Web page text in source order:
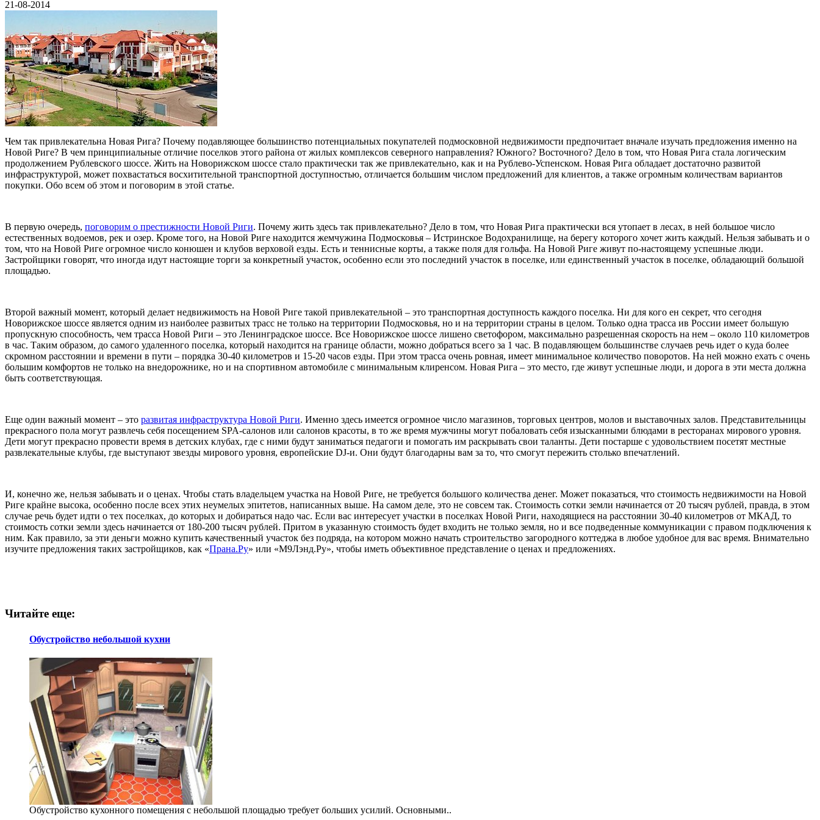
21-08-2014
Чем так привлекательна Новая Рига? Почему подавляющее большинство потенциальных покупателей подмосковной недвижимости предпочитает вначале изучать предложения именно на
Новой Риге? В чем принципиальные отличие поселков этого района от жилых комплексов северного направления? Южного? Восточного? Дело в том, что Новая Рига стала логическим
продолжением Рублевского шоссе. Жить на Новорижском шоссе стало практически так же привлекательно, как и на Рублево-Успенском. Новая Рига обладает достаточно развитой
инфраструктурой, может похвастаться восхитительной транспортной доступностью, отличается большим числом предложений для клиентов, а также огромным количествам вариантов
покупки. Обо всем об этом и поговорим в этой статье.
В первую очередь, поговорим о престижности Новой Риги. Почему жить здесь так привлекательно? Дело в том, что Новая Рига практически вся утопает в лесах, в ней большое число
естественных водоемов, рек и озер. Кроме того, на Новой Риге находится жемчужина Подмосковья – Истринское Водохранилище, на берегу которого хочет жить каждый. Нельзя забывать и о
том, что на Новой Риге огромное число конюшен и клубов верховой езды. Есть и теннисные корты, а также поля для гольфа. На Новой Риге живут по-настоящему успешные люди.
Застройщики говорят, что иногда идут настоящие торги за конкретный участок, особенно если это последний участок в поселке, или единственный участок в поселке, обладающий большой
площадью.
Второй важный момент, который делает недвижимость на Новой Риге такой привлекательной – это транспортная доступность каждого поселка. Ни для кого ен секрет, что сегодня
Новорижское шоссе является одним из наиболее развитых трасс не только на территории Подмосковья, но и на территории страны в целом. Только одна трасса ив России имеет большую
пропускную способность, чем трасса Новой Риги – это Ленинградское шоссе. Все Новорижское шоссе лишено светофором, максимально разрешенная скорость на нем – около 110 километров
в час. Таким образом, до самого удаленного поселка, который находится на границе области, можно добраться всего за 1 час. В подавляющем большинстве случаев речь идет о куда более
скромном расстоянии и времени в пути – порядка 30-40 километров и 15-20 часов езды. При этом трасса очень ровная, имеет минимальное количество поворотов. На ней можно ехать с очень
большим комфортов не только на внедорожнике, но и на спортивном автомобиле с минимальным клиренсом. Новая Рига – это место, где живут успешные люди, и дорога в эти места должна
быть соответствующая.
Еще один важный момент – это развитая инфраструктура Новой Риги. Именно здесь имеется огромное число магазинов, торговых центров, молов и выставочных залов. Представительницы
прекрасного пола могут развлечь себя посещением SPA-салонов или салонов красоты, в то же время мужчины могут побаловать себя изысканными блюдами в ресторанах мирового уровня.
Дети могут прекрасно провести время в детских клубах, где с ними будут заниматься педагоги и помогать им раскрывать свои таланты. Дети постарше с удовольствием посетят местные
развлекательные клубы, где выступают звезды мирового уровня, европейские DJ-и. Они будут благодарны вам за то, что смогут пережить столько впечатлений.
И, конечно же, нельзя забывать и о ценах. Чтобы стать владельцем участка на Новой Риге, не требуется большого количества денег. Может показаться, что стоимость недвижимости на Новой
Риге крайне высока, особенно после всех этих неумелых эпитетов, написанных выше. На самом деле, это не совсем так. Стоимость сотки земли начинается от 20 тысяч рублей, правда, в этом
случае речь будет идти о тех поселках, до которых и добираться надо час. Если вас интересует участки в поселках Новой Риги, находящиеся на расстоянии 30-40 километров от МКАД, то
стоимость сотки земли здесь начинается от 180-200 тысяч рублей. Притом в указанную стоимость будет входить не только земля, но и все подведенные коммуникации с правом подключения к
ним. Как правило, за эти деньги можно купить качественный участок без подряда, на котором можно начать строительство загородного коттеджа в любое удобное для вас время. Внимательно
изучите предложения таких застройщиков, как «Прана.Ру» или «М9Лэнд.Ру», чтобы иметь объективное представление о ценах и предложениях.
Читайте еще:
Обустройство небольшой кухни
Обустройство кухонного помещения с небольшой площадью требует больших усилий. Основными..